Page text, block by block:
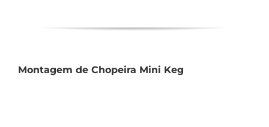
Montagem de Chopeira Mini Keg